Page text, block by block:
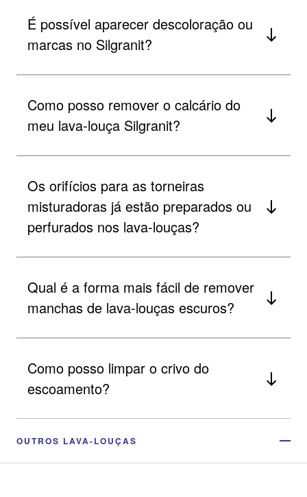
É possível aparecer descoloração ou
marcas no Silgranit?
Como posso remover o calcário do
meu lava-louça Silgranit?
Os orifícios para as torneiras
misturadoras já estão preparados ou
perfurados nos lava-louças?
Qual é a forma mais fácil de remover
manchas de lava-louças escuros?
Como posso limpar o crivo do
escoamento?
OUTROS LAVA-LOUÇAS